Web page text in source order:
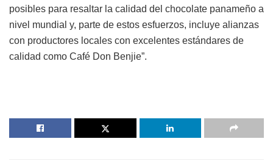
posibles para resaltar la calidad del chocolate panameño a
nivel mundial y, parte de estos esfuerzos, incluye alianzas
con productores locales con excelentes estándares de
calidad como Café Don Benjie”.